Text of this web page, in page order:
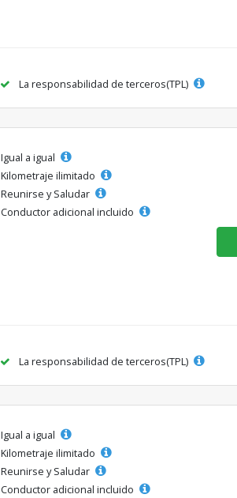
La responsabilidad de terceros(TPL)
Igual a igual
Kilometraje ilimitado
Reunirse y Saludar
Conductor adicional incluido
La responsabilidad de terceros(TPL)
Igual a igual
Kilometraje ilimitado
Reunirse y Saludar
Conductor adicional incluido